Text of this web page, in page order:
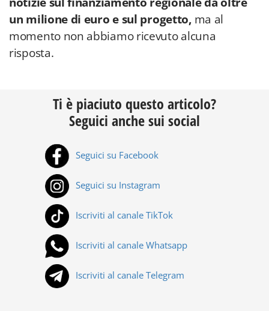
un milione di euro e sul progetto, ma al
momento non abbiamo ricevuto alcuna
risposta.
Ti è piaciuto questo articolo?
Seguici anche sui social
Seguici su Facebook
Seguici su Instagram
Iscriviti al canale TikTok
Iscriviti al canale Whatsapp
Iscriviti al canale Telegram